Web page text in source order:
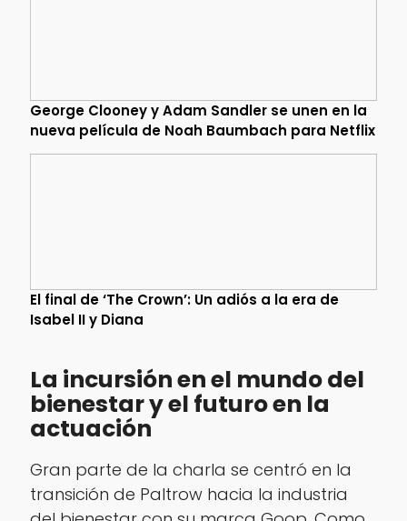
George Clooney y Adam Sandler se unen en la
nueva película de Noah Baumbach para Netflix
El final de ‘The Crown’: Un adiós a la era de
Isabel II y Diana
La incursión en el mundo del
bienestar y el futuro en la
actuación
Gran parte de la charla se centró en la
transición de Paltrow hacia la industria